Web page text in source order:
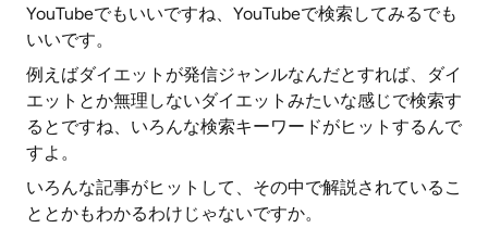
YouTubeでもいいですね、YouTubeで検索してみるでも
いいです。
例えばダイエットが発信ジャンルなんだとすれば、ダイ
エットとか無理しないダイエットみたいな感じで検索す
るとですね、いろんな検索キーワードがヒットするんで
すよ。
いろんな記事がヒットして、その中で解説されているこ
ととかもわかるわけじゃないですか。